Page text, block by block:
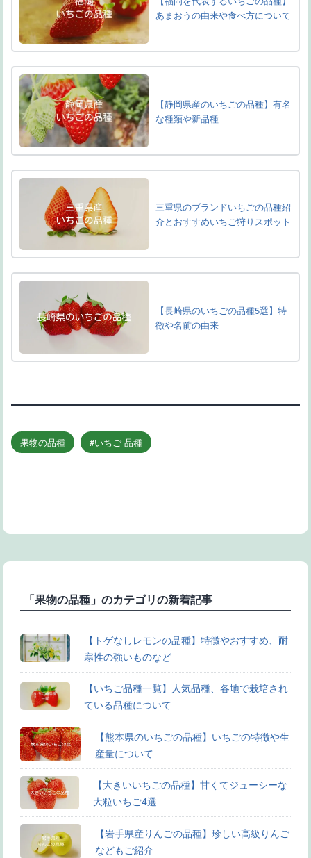
あまおうの由来や食べ方について
【静岡県産のいちごの品種】有名
な種類や新品種
三重県のブランドいちごの品種紹
介とおすすめいちご狩りスポット
【長崎県のいちごの品種5選】特
徴や名前の由来
果物の品種 いちご 品種
「果物の品種」のカテゴリの新着記事
【トゲなしレモンの品種】特徴やおすすめ、耐
寒性の強いものなど
【いちご品種一覧】人気品種、各地で栽培され
ている品種について
【熊本県のいちごの品種】いちごの特徴や生
産量について
【大きいいちごの品種】甘くてジューシーな
大粒いちご4選
【岩手県産りんごの品種】珍しい高級りんご
などもご紹介